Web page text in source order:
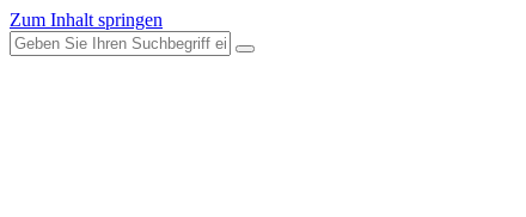
Zum Inhalt springen